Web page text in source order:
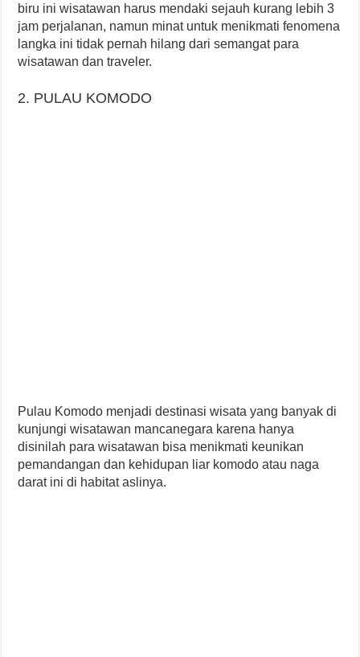
biru ini wisatawan harus mendaki sejauh kurang lebih 3
jam perjalanan, namun minat untuk menikmati fenomena
langka ini tidak pernah hilang dari semangat para
wisatawan dan traveler.
2. PULAU KOMODO
Pulau Komodo menjadi destinasi wisata yang banyak di
kunjungi wisatawan mancanegara karena hanya
disinilah para wisatawan bisa menikmati keunikan
pemandangan dan kehidupan liar komodo atau naga
darat ini di habitat aslinya.